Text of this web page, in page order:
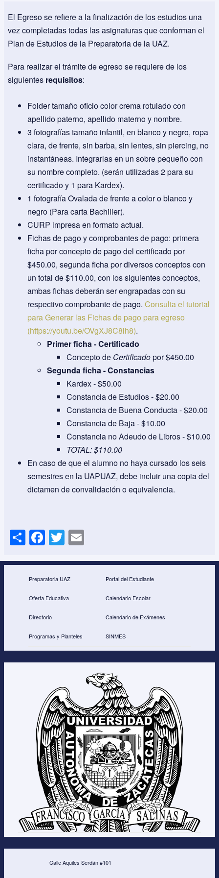
El Egreso se refiere a la finalización de los estudios una
vez completadas todas las asignaturas que conforman el
Plan de Estudios de la Preparatoria de la UAZ.
Para realizar el trámite de egreso se requiere de los
siguientes requisitos:
Folder tamaño oficio color crema rotulado con
apellido paterno, apellido materno y nombre.
3 fotografías tamaño infantil, en blanco y negro, ropa
clara, de frente, sin barba, sin lentes, sin piercing, no
instantáneas. Integrarlas en un sobre pequeño con
su nombre completo. (serán utilizadas 2 para su
certificado y 1 para Kardex).
1 fotografía Ovalada de frente a color o blanco y
negro (Para carta Bachiller).
CURP impresa en formato actual.
Fichas de pago y comprobantes de pago: primera
ficha por concepto de pago del certificado por
$450.00, segunda ficha por diversos conceptos con
un total de $110.00, con los siguientes conceptos,
ambas fichas deberán ser engrapadas con su
respectivo comprobante de pago. Consulta el tutorial
para Generar las Fichas de pago para egreso
(https://youtu.be/OVgXJ8C8lh8).
Primer ficha - Certificado
Concepto de Certificadopor $450.00
Segunda ficha - Constancias
Kardex - $50.00
Constancia de Estudios - $20.00
Constancia de Buena Conducta - $20.00
Constancia de Baja - $10.00
Constancia no Adeudo de Libros - $10.00
TOTAL: $110.00
En caso de que el alumno no haya cursado los seis
semestres en la UAPUAZ, debe incluir una copia del
dictamen de convalidación o equivalencia.
S
h
ar
e
F
a
c
e
b
o
k
T
wi
tt
er
ail
Preparatoria UAZ
Oferta Educativa
Directorio
Programas y Planteles
Portal del Estudiante
Calendario Escolar
Calendario de Exámenes
SINMES
Calle Aquiles Serdán #101